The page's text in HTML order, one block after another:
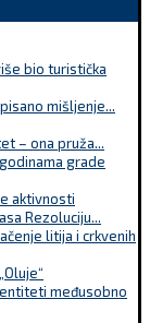
bio turistička
mišljenje...
– ona pruža...
grade
aktivnosti
Rezoluciju...
litija i crkvenih
međusobno